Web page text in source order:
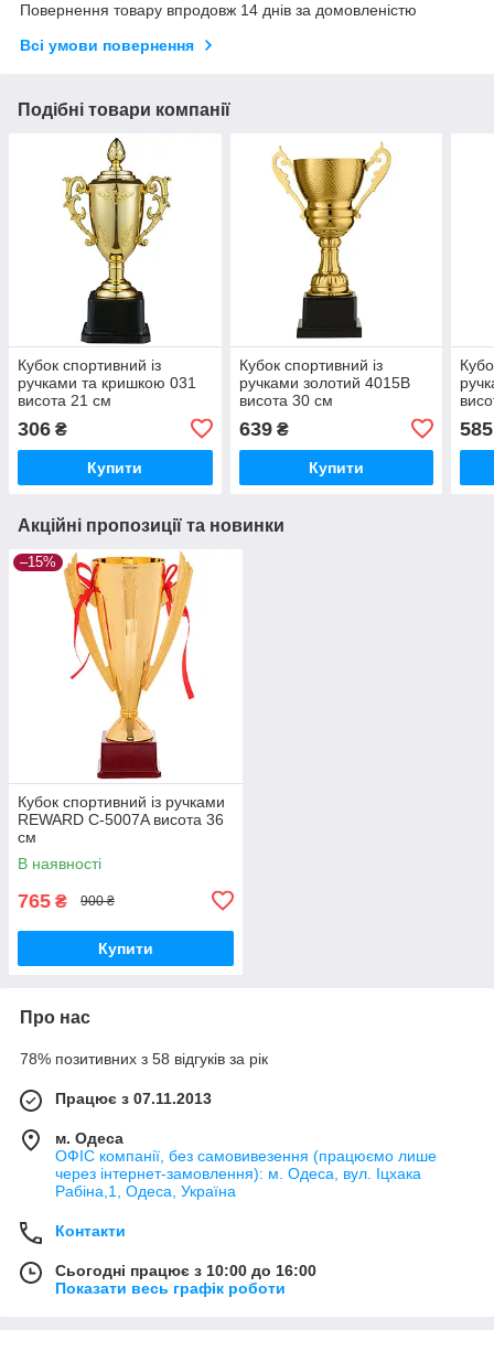
Повернення товару впродовж 14 днів за домовленістю
Всі умови повернення
Подібні товари компанії
Кубок спортивний із
ручками та кришкою 031
висота 21 см
306 ₴
Купити
Кубок спортивний із
ручками золотий 4015B
висота 30 см
639₴
Купити
585
Акційні пропозиції та новинки
–15%
Кубок спортивний із ручками
REWARD C-5007A висота 36
см
В наявності
765 ₴ 900 ₴
Купити
Про нас
78% позитивних з 58 відгуків за рік
Працює з 07.11.2013
м. Одеса
ОФІС компанії, без самовивезення (працюємо лише
через інтернет-замовлення): м. Одеса, вул. Іцхака
Рабіна,1, Одеса, Україна
Контакти
Сьогодні працює з 10:00 до 16:00
Показати весь графік роботи